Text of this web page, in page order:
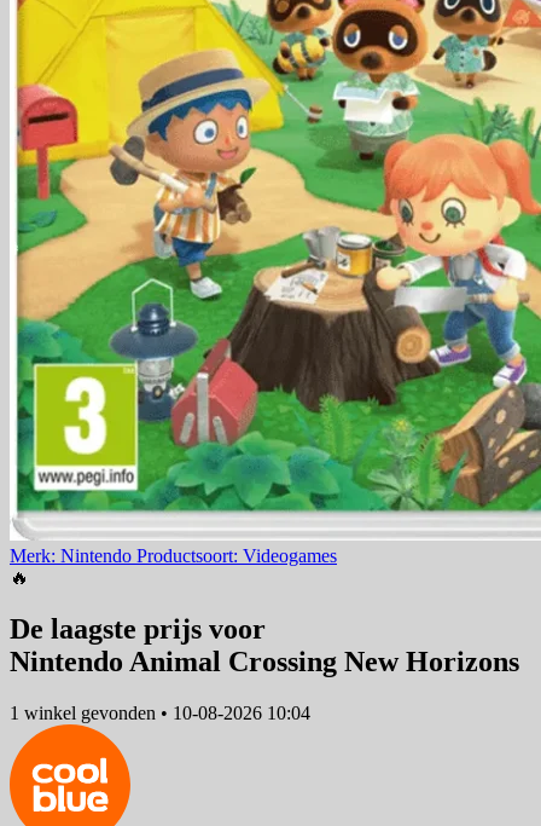
Merk: Nintendo Productsoort: Videogames
🔥
De laagste prijs voor
Nintendo Animal Crossing New Horizons
1 winkel gevonden • 10-08-2026 10:04